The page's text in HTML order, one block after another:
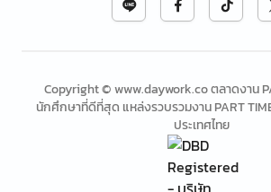
Copyright © www.daywork.co ตลาดงาน
นักศึกษาที่ดีที่สุด แหล่งรวบรวมงาน PART
ประเทศไทย